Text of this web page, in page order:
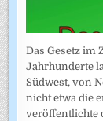
Das Gesetz im
Jahrhunderte
Südwest, von
nicht etwa die
veröffentlichte